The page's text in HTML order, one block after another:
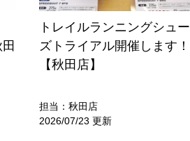
トレイルランニングシュー
ズトライアル開催します！
【秋田店】
担当：秋田店
2026/07/23 更新